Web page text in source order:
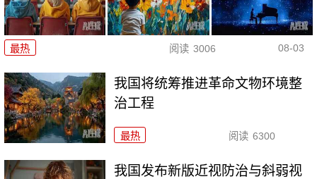
最热 阅读 3006 08-03
我国将统筹推进革命文物环境整
治工程
最热 阅读 6300
我国发布新版近视防治与斜弱视